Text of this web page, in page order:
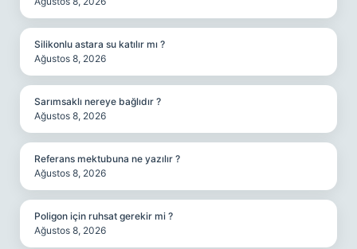
Silikonlu astara su katılır mı ?
Ağustos 8, 2026
Sarımsaklı nereye bağlıdır ?
Ağustos 8, 2026
Referans mektubuna ne yazılır ?
Ağustos 8, 2026
Poligon için ruhsat gerekir mi ?
Ağustos 8, 2026